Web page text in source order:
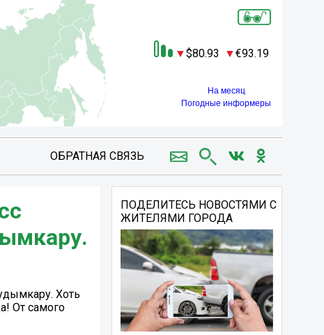
80.93 93.19
На месяц
Погодные информеры
ОБРАТНАЯ СВЯЗЬ
Хоть
От самого
ПОДЕЛИТЕСЬ НОВОСТЯМИ С
ЖИТЕЛЯМИ ГОРОДА